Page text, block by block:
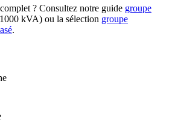
? Consultez notre guide groupe
kVA) ou la sélection groupe
.